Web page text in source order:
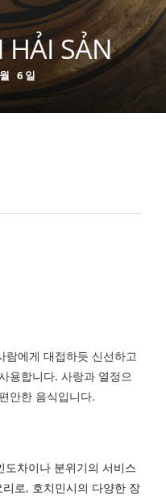
HẢI SẢN
6일
람에게 대접하듯 신선하고
용합니다. 사랑과 열정으
안한 음식입니다.
차이나 분위기의 서비스
로, 호치민시의 다양한 장